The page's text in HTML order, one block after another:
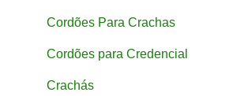
Cordões Para Crachas
Cordões para Credencial
Crachás